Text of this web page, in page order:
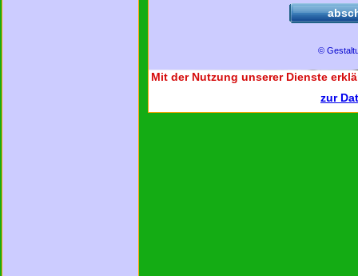
©
Mit der Nutzung unserer Dienste
zur